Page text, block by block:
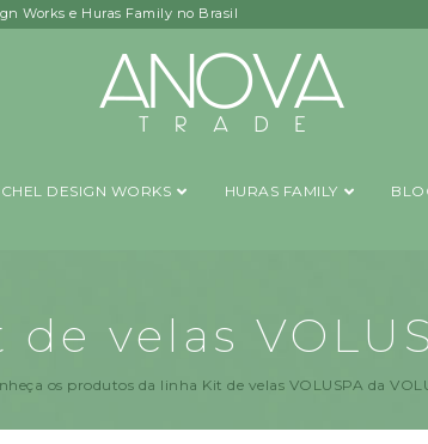
Works e Huras Family no Brasil
DESIGN WORKS HURAS FAMILY
de velas
os produtos da linha Kit de velas VOLUSPA da